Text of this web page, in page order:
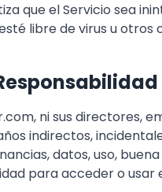
que el Servicio sea
libre de virus u otros
ni sus directores,
indirectos,
datos, uso,
para acceder o usar